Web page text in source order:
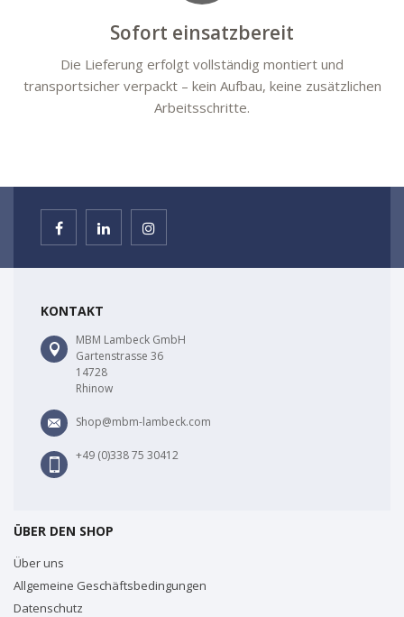
Sofort einsatzbereit
Die Lieferung erfolgt vollständig montiert und
transportsicher verpackt – kein Aufbau, keine zusätzlichen
Arbeitsschritte.
KONTAKT
MBM Lambeck GmbH
Gartenstrasse 36
14728
Rhinow
Shop@mbm-lambeck.com
+49 (0)338 75 30412
ÜBER DEN SHOP
Über uns
Allgemeine Geschäftsbedingungen
Datenschutz